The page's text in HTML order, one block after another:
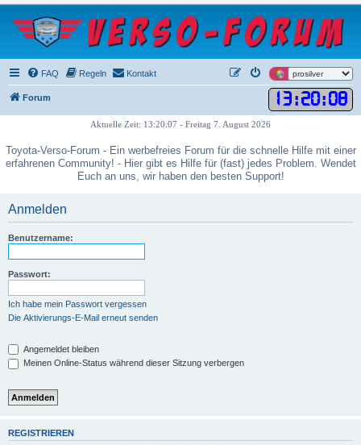
FAQ Regeln Kontakt
Forum 13:20:08
Aktuelle Zeit: 13:20:07 - Freitag 7. August 2026
Toyota-Verso-Forum - Ein werbefreies Forum für die schnelle Hilfe mit einer
erfahrenen Community! - Hier gibt es Hilfe für (fast) jedes Problem. Wendet
Euch an uns, wir haben den besten Support!
Anmelden
Benutzername:
Passwort:
Ich habe mein Passwort vergessen
Die Aktivierungs-E-Mail erneut senden
Angemeldet bleiben
Meinen Online-Status während dieser Sitzung verbergen
REGISTRIEREN